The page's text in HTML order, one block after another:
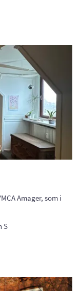
Amager, som i
S